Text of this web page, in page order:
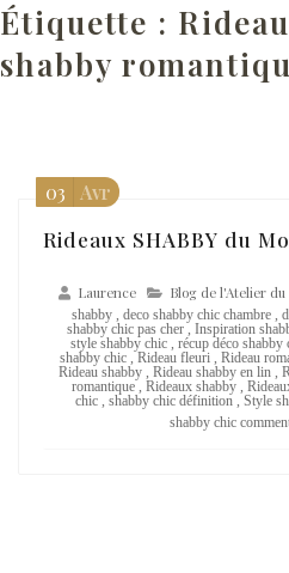
Étiquette :
shabby
Rideaux SHABBY du
Laurence Blog de l'Atelier
shabby
deco shabby chic chambre
shabby chic pas cher
Inspiration
style shabby chic
récup déco shabby
shabby chic
Rideau fleuri Rideau
Rideau shabby
Rideau shabby en lin
romantique
Rideaux shabby
chic
shabby chic définition Style
shabby chic
03 Avr